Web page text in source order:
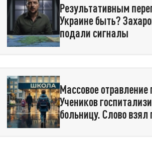
Результативным
Украине быть?
подали сигналы
Массовое
Учеников
больницу. Слово взял